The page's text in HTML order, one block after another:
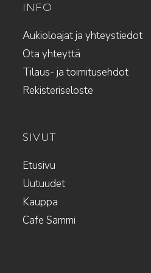
INFO
Aukioloajat ja yhteystiedot
Ota yhteyttä
Tilaus- ja toimitusehdot
Rekisteriseloste
SIVUT
Etusivu
Uutuudet
Kauppa
Cafe Sammi